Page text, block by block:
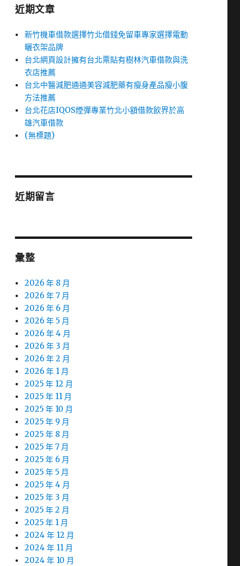
近期文章
新竹機車借款選擇竹北借錢免留車專家選擇電動
曬衣架品牌
台北網頁設計擁有台北票貼有樹林汽車借款與洗
衣店推薦
台北中醫減肥通通美容減肥藥有瘦身產品瘦小腹
方法推薦
台北花店IQOS煙彈專業竹北小額借款飲界於高
雄汽車借款
(無標題)
近期留言
彙整
2026 年 8 月
2026 年 7 月
2026 年 6 月
2026 年 5 月
2026 年 4 月
2026 年 3 月
2026 年 2 月
2026 年 1 月
2025 年 12 月
2025 年 11 月
2025 年 10 月
2025 年 9 月
2025 年 8 月
2025 年 7 月
2025 年 6 月
2025 年 5 月
2025 年 4 月
2025 年 3 月
2025 年 2 月
2025 年 1 月
2024 年 12 月
2024 年 11 月
2024 年 10 月